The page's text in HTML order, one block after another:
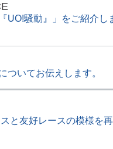
UO!騒動』」をご紹介し
ついてお伝えします。
と友好レースの模様を